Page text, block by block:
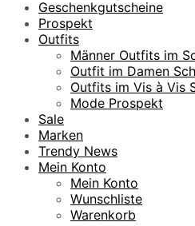
Geschenkgutscheine
Prospekt
Outfits
Männer Outfits im
Outfit im Damen
Outfits im Vis à Vis
Mode Prospekt
Sale
Marken
Trendy News
Mein Konto
Mein Konto
Wunschliste
Warenkorb